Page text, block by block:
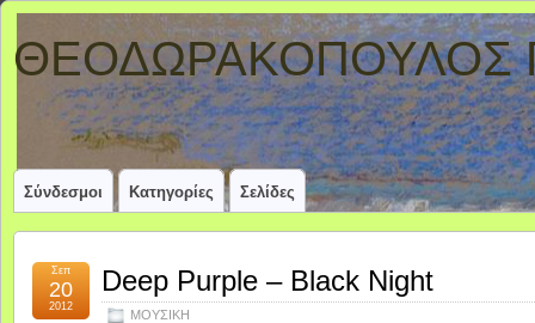
ΘΕΟΔΩΡΑΚΟΠΟΥΛΟΣ
Σύνδεσμοι Κατηγορίες Σελίδες
Deep Purple – Black Night
ΜΟΥΣΙΚΗ
Σεπ
20
2012